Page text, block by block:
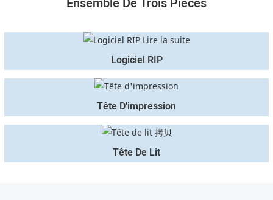
Logiciel RIP
Tête D'impression
Tête De Lit